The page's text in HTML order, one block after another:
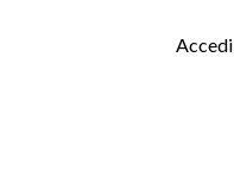
User
Accedi